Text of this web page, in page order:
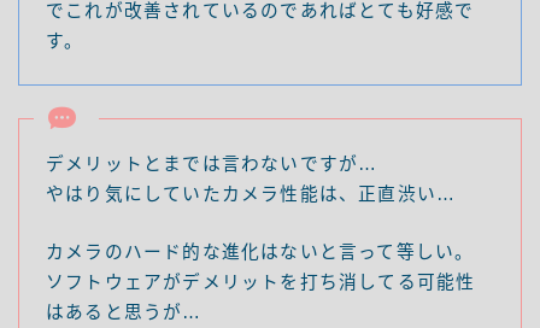
でこれが改善されているのであればとても好感で
す。
デメリットとまでは言わないですが…
やはり気にしていたカメラ性能は、正直渋い…
カメラのハード的な進化はないと言って等しい。
ソフトウェアがデメリットを打ち消してる可能性
はあると思うが…